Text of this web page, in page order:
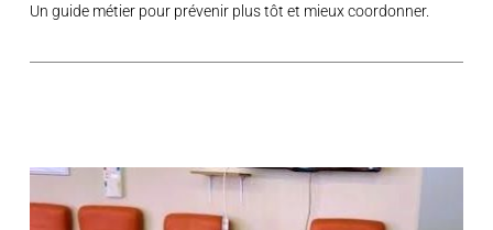
Un guide métier pour prévenir plus tôt et mieux coordonner.